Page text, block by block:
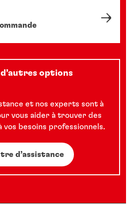
options
et nos experts sont à
vous aider à trouver des
vos besoins professionnels.
d’assistance